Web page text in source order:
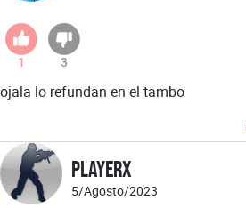
1 3
ojala lo refundan en el tambo
PlayerX
5/Agosto/2023